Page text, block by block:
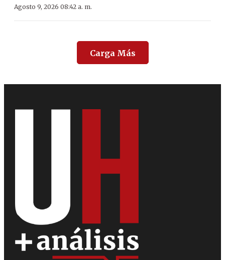
Agosto 9, 2026 08:42 a. m.
Carga Más